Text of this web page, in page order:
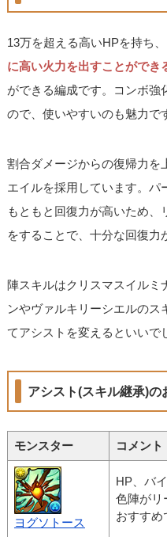
13万を超える高いHPを持ち、
に高い火力を出すことができ
ができる編成です。コンボ強
ので、使いやすいのも魅力で
割合ダメージからの復帰力を
エイルを採用しています。パ
もともと回復力が高いため、
をすることで、十分な回復力
陣スキルはクリスマスイルミ
ンやヴァルキリーシエルの
てアシストを変えるといいで
アシスト(スキル継承)の
モンスター コメント
ヨグソトース
HP、バ
色陣がリ
おすすめ